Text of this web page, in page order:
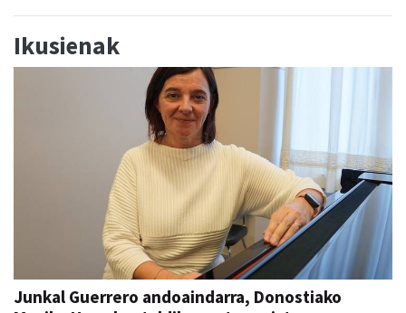
Ikusienak
Junkal Guerrero andoaindarra, Donostiako